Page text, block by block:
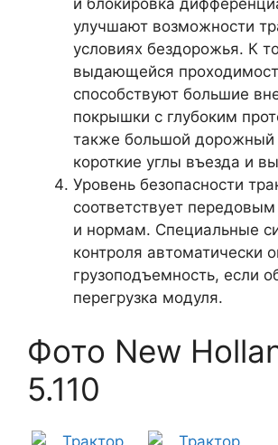
улучшают возможности
условиях бездорожья. К
выдающейся
способствуют большие
покрышки с глубоким
также большой дорожный
короткие углы въезда и
Уровень безопасности
соответствует
и нормам. Специальные
контроля автоматически
грузоподъемность, если
перегрузка модуля.
Фото New
5.110